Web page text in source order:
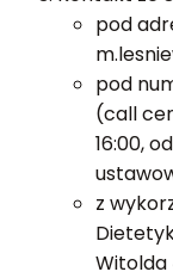
pod
pod
(call
16:00,
z
Witolda